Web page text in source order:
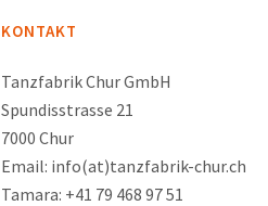
KONTAKT
Tanzfabrik Chur GmbH
Spundisstrasse 21
7000 Chur
Email: info(at)tanzfabrik-chur.ch
Tamara: +41 79 468 97 51